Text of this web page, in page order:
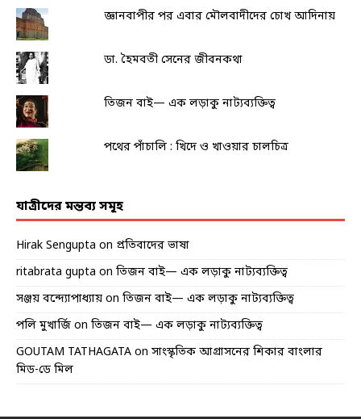
জ্ঞানবাপীর পর এবার মৌলবাদীদের চোখ আদিনায়
ডা. হৈমবতী সেনের জীবনকথা
তিজন বাই— এক লড়াকু নাট্যব্যক্তিত্ব
পথের পাঁচালি : খিদে ও খাওয়ার চালচিত্র
যাত্রীদের মন্তব্য সমূহ
Hirak Sengupta on প্রতিবাদের ভাষা
ritabrata gupta on তিজন বাই— এক লড়াকু নাট্যব্যক্তিত্ব
সঞ্জয় বন্দ্যোপাধ্যায় on তিজন বাই— এক লড়াকু নাট্যব্যক্তিত্ব
পলি মুখার্জি on তিজন বাই— এক লড়াকু নাট্যব্যক্তিত্ব
GOUTAM TATHAGATA on সাংস্কৃতিক আগ্রাসনের শিকার বাংলার
মিড-ডে মিল